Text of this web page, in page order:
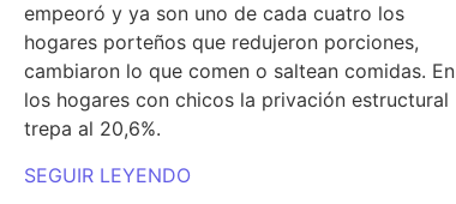
empeoró y ya son uno de cada cuatro los
hogares porteños que redujeron porciones,
cambiaron lo que comen o saltean comidas. En
los hogares con chicos la privación estructural
trepa al 20,6%.
SEGUIR LEYENDO